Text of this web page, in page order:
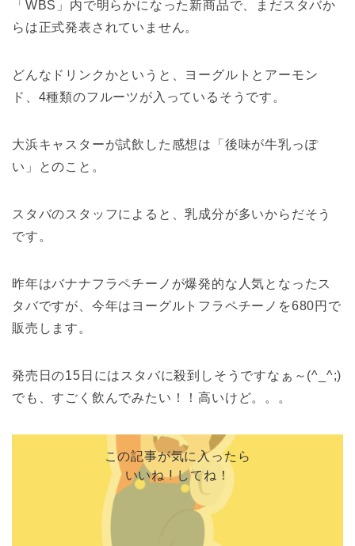
「WBS」内で明らかになった新商品で、まだスタバか
らは正式発表されていません。
どんなドリンクかというと、ヨーグルトとアーモン
ド、4種類のフルーツが入っているそうです。
大浜キャスターが試飲した感想は「後味が牛乳っぽ
い」とのこと。
スタバのスタッフによると、乳成分が多いからだそう
です。
昨年はバナナフラペチーノが爆発的な人気となったス
タバですが、今年はヨーグルトフラペチーノを680円で
販売します。
発売日の15日にはスタバに殺到しそうですなぁ～(^_^;)
でも、すごく飲んでみたい！！高いけど。。。
この記事が気に入ったら
いいね ! してね！